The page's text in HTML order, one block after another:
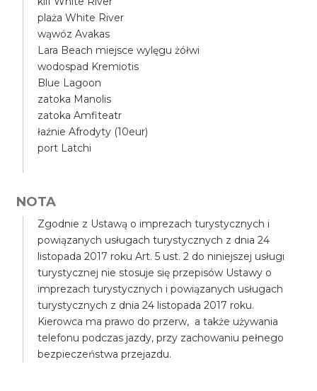
plaża White River
wąwóz Avakas
Lara Beach miejsce wylęgu żółwi
wodospad Kremiotis
Blue Lagoon
zatoka Manolis
zatoka Amfiteatr
łaźnie Afrodyty (10eur)
port Latchi
NOTA
Zgodnie z Ustawą o imprezach turystycznych i
powiązanych usługach turystycznych z dnia 24
listopada 2017 roku Art. 5 ust. 2 do niniejszej usługi
turystycznej nie stosuje się przepisów Ustawy o
imprezach turystycznych i powiązanych usługach
turystycznych z dnia 24 listopada 2017 roku.
Kierowca ma prawo do przerw, a także używania
telefonu podczas jazdy, przy zachowaniu pełnego
bezpieczeństwa przejazdu.